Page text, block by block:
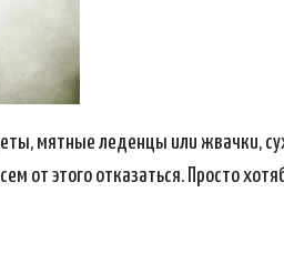
мятные леденцы или жвачки,
от этого отказаться. Просто